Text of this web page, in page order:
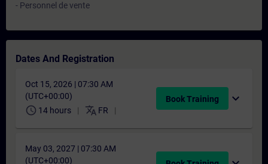
- Personnel de vente
Dates And Registration
Oct 15, 2026 | 07:30 AM
(UTC+00:00)
schedule 14 hours translate FR
Book Training expand_more
May 03, 2027 | 07:30 AM
(UTC+00:00)